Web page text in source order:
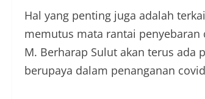
Hal yang penting juga adalah
memutus mata rantai penyebaran
M. Berharap Sulut akan terus ada
berupaya dalam penanganan